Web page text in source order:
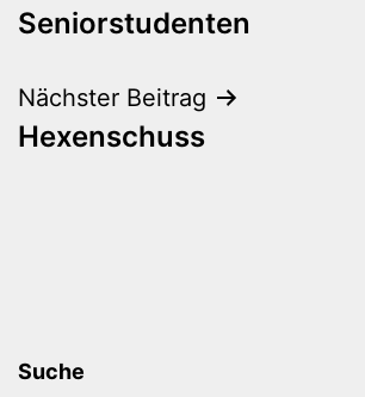
Seniorstudenten
Nächster Beitrag
Hexenschuss
Suche